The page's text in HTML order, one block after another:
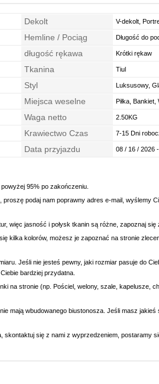
Dekolt V-dekolt,
Hemline / Pociąg Długość do
długość rękawa Krótki rękaw
Tkanina Tiul
Styl Luksusowy,
Miejsca weselne Piłka,
Waga netto 2.50KG
Krawiectwo Czas 7-15 Dni
Data przyjazdu 08 / 16 / 2026
95% po zakończeniu.
podaj nam poprawny adres e-mail, wyślemy
więc jasność i połysk tkanin są różne, zapoznaj się
kilka kolorów, możesz je zapoznać na stronie
Jeśli nie jesteś pewny, jaki rozmiar pasuje do
bardziej przydatna.
na stronie (np. Pościel, welony, szale, kapelusze,
mają wbudowanego biustonosza. Jeśli masz
się z nami z wyprzedzeniem, postaramy